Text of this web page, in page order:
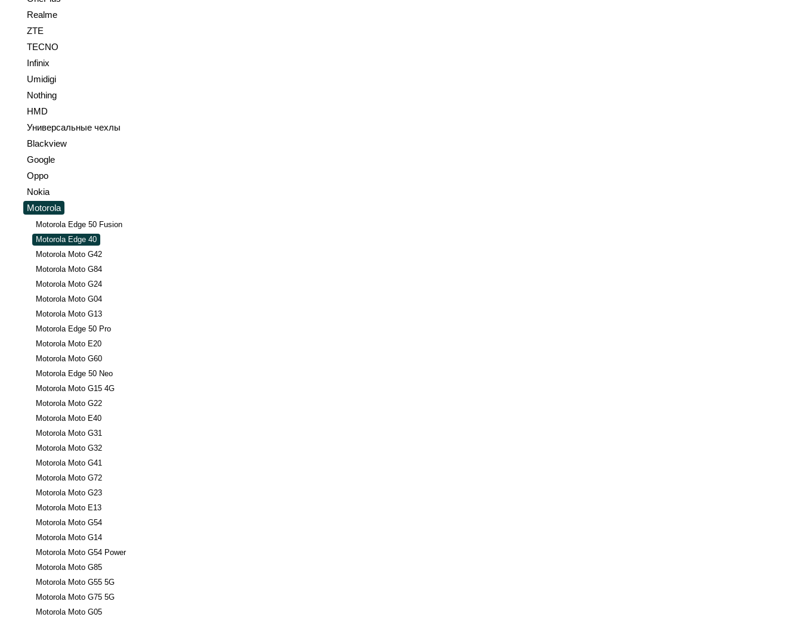
Realme
ZTE
TECNO
Infinix
Umidigi
Nothing
HMD
Универсальные чехлы
Blackview
Google
Oppo
Nokia
Motorola
Motorola Edge 50 Fusion
Motorola Edge 40
Motorola Moto G42
Motorola Moto G84
Motorola Moto G24
Motorola Moto G04
Motorola Moto G13
Motorola Edge 50 Pro
Motorola Moto E20
Motorola Moto G60
Motorola Edge 50 Neo
Motorola Moto G15 4G
Motorola Moto G22
Motorola Moto E40
Motorola Moto G31
Motorola Moto G32
Motorola Moto G41
Motorola Moto G72
Motorola Moto G23
Motorola Moto E13
Motorola Moto G54
Motorola Moto G14
Motorola Moto G54 Power
Motorola Moto G85
Motorola Moto G55 5G
Motorola Moto G75 5G
Motorola Moto G05